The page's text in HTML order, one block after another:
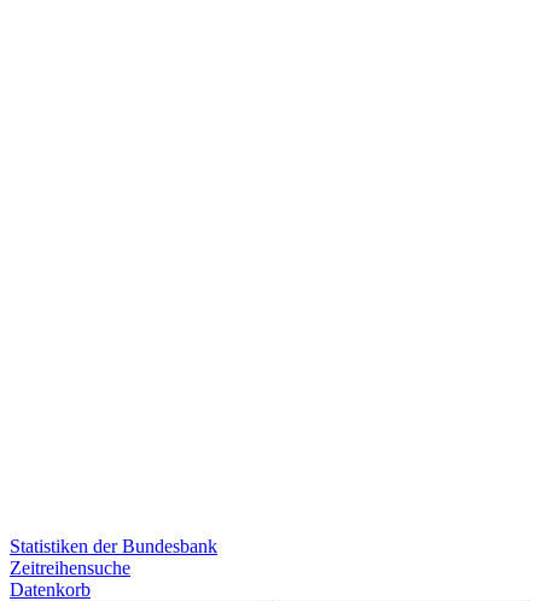
Statistiken der Bundesbank
Zeitreihensuche
Datenkorb